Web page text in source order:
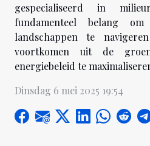
gespecialiseerd in
fundamenteel belang om
landschappen te
voortkomen uit de
energiebeleid te
Dinsdag 6 mei 2025 19:54